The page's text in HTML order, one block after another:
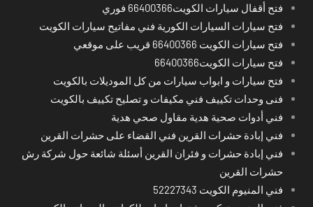
فتح أقفال سيارات الكويت66400366 فوري
فتح سيارات السيارات الكورية فني مفاتيح سيارات الكويت
فتح سيارات الكويت 66400366 قريب على موقعي
فتح سيارات الكويت66400366
فتح سيارات و ابواب سيارات من كل الموديلات بالكويت
فنى وحدات تكييف فني مكيفات و تصليح تكييف بالكويت
فني أدوات صحية هدية مقاول صحي هدية
فني إبادة حشرات القرين فني القضاء على حشرات القرين
فني إبادة حشرات و فئران القرين أسئلة شائعة حول شركة رش
حشرات القرين
فني المنيوم الكويت 52227343